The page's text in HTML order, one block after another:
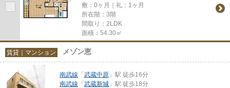
敷：0ヶ月｜礼：1ヶ月
所在階：3階
間取り：2LDK
面積：54.30㎡
賃貸｜マンション メゾン恵
南武線 「武蔵中原 」駅 徒歩16分
南武線 「武蔵新城 」駅 徒歩18分